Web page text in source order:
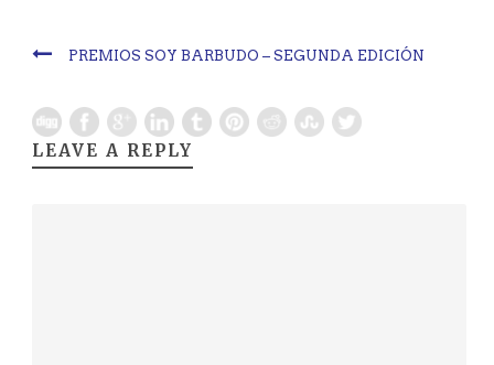
PREMIOS SOY BARBUDO – SEGUNDA EDICIÓN
LEAVE A REPLY